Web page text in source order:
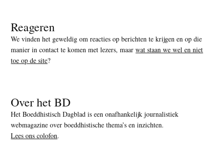
Reageren
We vinden het geweldig om reacties op berichten te krijgen en op die
manier in contact te komen met lezers, maarwat staan we wel en niet
toe op de site?
Over het BD
Het Boeddhistisch Dagblad is een onafhankelijk journalistiek
webmagazine over boeddhistische thema’s en inzichten.
Lees ons colofon.